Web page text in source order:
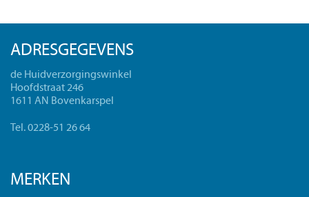
ADRESGEGEVENS
de Huidverzorgingswinkel
Hoofdstraat 246
1611 AN Bovenkarspel
Tel. 0228-51 26 64
MERKEN